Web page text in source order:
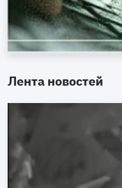
Лента новостей